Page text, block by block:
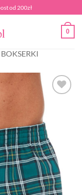
od 200zł
0
BOKSERKI